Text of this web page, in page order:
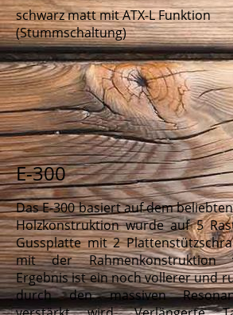
schwarz matt mit ATX-L Funktion
(Stummschaltung)
E-300
Das E-300 basiert auf dem
Holzkonstruktion wurde auf 5
Gussplatte mit 2
mit der Rahmenkonstruktion
Ergebnis ist ein noch vollerer und
durch den massiven